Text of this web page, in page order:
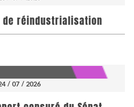
réindustrialisation
/ 07 / 2026